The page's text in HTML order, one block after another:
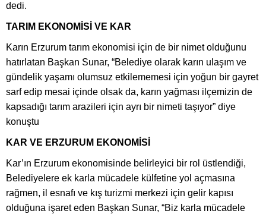
dedi.
TARIM EKONOMİSİ VE KAR
Karın Erzurum tarım ekonomisi için de bir nimet olduğunu
hatırlatan Başkan Sunar, “Belediye olarak karın ulaşım ve
gündelik yaşamı olumsuz etkilememesi için yoğun bir gayret
sarf edip mesai içinde olsak da, karın yağması ilçemizin de
kapsadığı tarım arazileri için ayrı bir nimeti taşıyor” diye
konuştu
KAR VE ERZURUM EKONOMİSİ
Kar’ın Erzurum ekonomisinde belirleyici bir rol üstlendiği,
Belediyelere ek karla mücadele külfetine yol açmasına
rağmen, il esnafı ve kış turizmi merkezi için gelir kapısı
olduğuna işaret eden Başkan Sunar, “Biz karla mücadele